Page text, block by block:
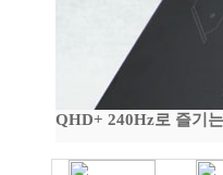
QHD+ 240Hz로 즐기